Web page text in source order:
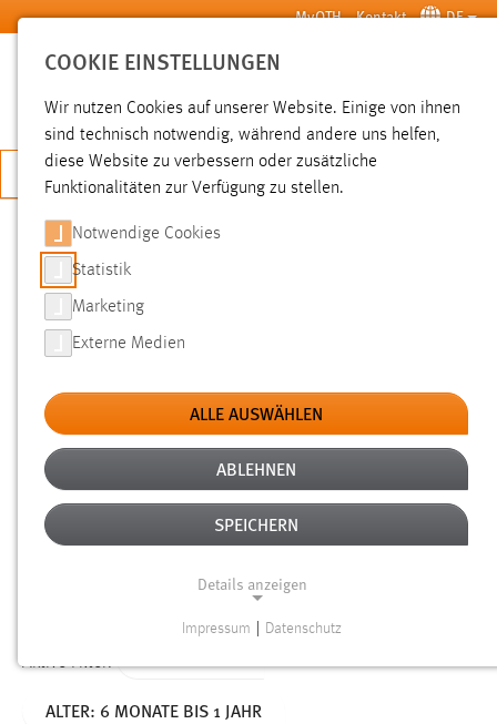
Zum Hauptinhalt springen MyOTH Kontakt DE
SUCHE
JETZT BEWERBEN
SUCHE
FILTER
Typ
Erstellungsdatum
Alter
Aktive Filter:
ALTER: 6 MONATE BIS 1 JAHR
COOKIE EINSTELLUNGEN
Wir nutzen Cookies auf unserer Website. Einige von ihnen
sind technisch notwendig, während andere uns helfen,
diese Website zu verbessern oder zusätzliche
Funktionalitäten zur Verfügung zu stellen.
Notwendige Cookies
Statistik
Marketing
Externe Medien
ALLE AUSWÄHLEN
ABLEHNEN
SPEICHERN
Details anzeigen
Funktionen und sind für die einwandfreie Funktion der
Impressum Datenschutz